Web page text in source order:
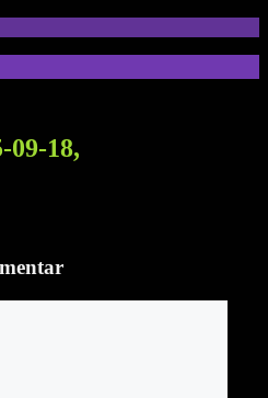
09-18,